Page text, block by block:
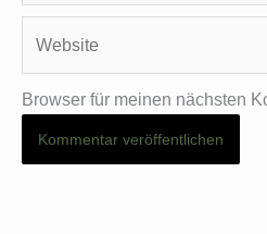
Adresse*
Browser für meinen nächsten